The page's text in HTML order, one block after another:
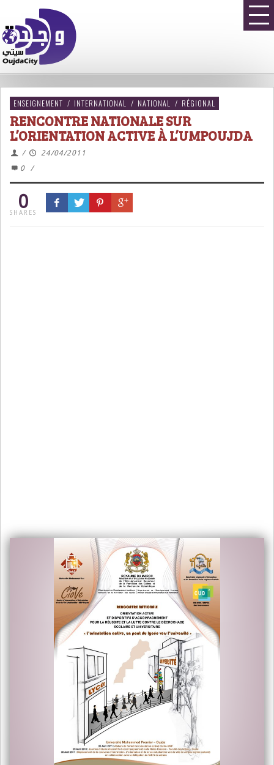
ENSEIGNEMENT / INTERNATIONAL / NATIONAL / RÉGIONAL
RENCONTRE NATIONALE SUR
L’ORIENTATION ACTIVE À L’UMPOUJDA
/
24/04/2011
0
/
0
SHARES